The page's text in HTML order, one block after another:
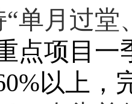
“单月过堂
点项目一
以上 ，